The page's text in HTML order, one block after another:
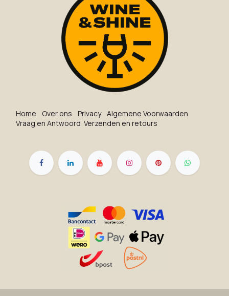
Ho​me O​ve​r on​s Privacy Algemene Voorwaarden
Vraag en Antwoord Verzenden en retours